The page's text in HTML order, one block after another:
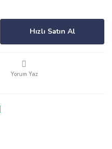
Hızlı Satın Al
Yorum Yaz